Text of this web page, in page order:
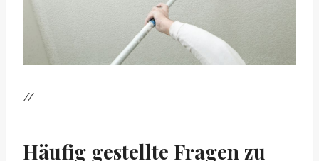
//
Häufig gestellte Fragen zu